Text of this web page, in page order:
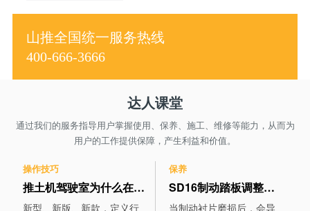
山推全国统一服务热线
400-666-3666
达人课堂
通过我们的服务指导用户掌握使用、保养、施工、维修等能力，从而为
用户的工作提供保障，产生利益和价值。
操作技巧
推土机驾驶室为什么在后车架上
新型、新版、新款，定义行
保养
SD16制动踏板调整方法
当制动衬片磨损后，会导